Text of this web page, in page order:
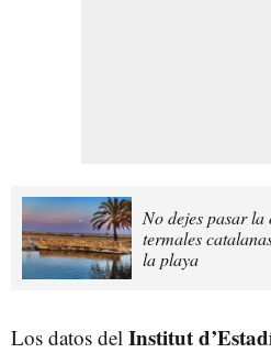
No dejes pasar
termales
la playa
Los datos del Institut